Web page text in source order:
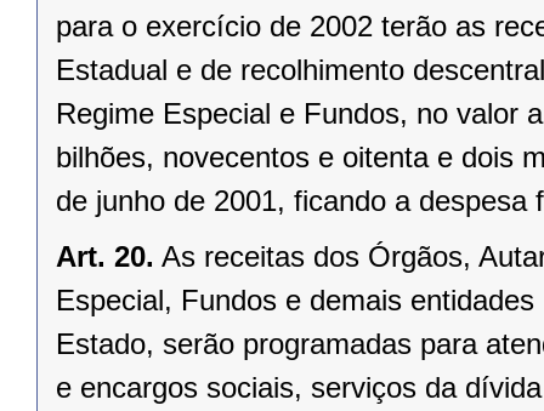
para o exercício de 2002 terão as
Estadual e de recolhimento
Regime Especial e Fundos, no valor
bilhões, novecentos e oitenta e dois
de junho de 2001, ficando a despesa
Art. 20. As receitas dos Órgãos,
Especial, Fundos e demais
Estado, serão programadas para
e encargos sociais, serviços da